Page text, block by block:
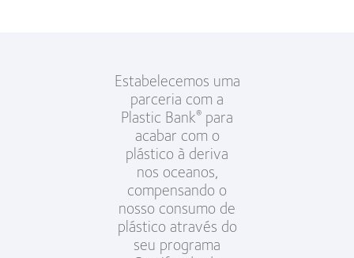
Estabelecemos uma
parceria com a
Plastic Bank® para
acabar com o
plástico à deriva
nos oceanos,
compensando o
nosso consumo de
plástico através do
seu programa